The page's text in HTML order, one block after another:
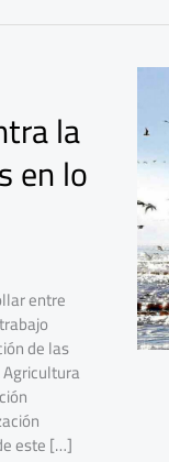
la
en lo
entre
de las
este […]